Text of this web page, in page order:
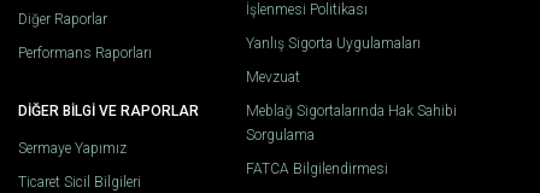
Diğer Raporlar
Performans Raporları
DİĞER BİLGİ VE RAPORLAR
Sermaye Yapımız
Ticaret Sicil Bilgileri
İşlenmesi Politikası
Yanlış Sigorta Uygulamaları
Mevzuat
Meblağ Sigortalarında Hak Sahibi
Sorgulama
FATCA Bilgilendirmesi